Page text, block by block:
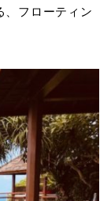
、フローティン